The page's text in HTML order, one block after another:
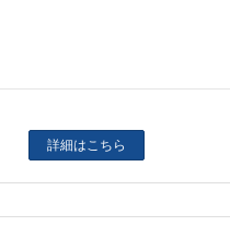
詳細はこちら